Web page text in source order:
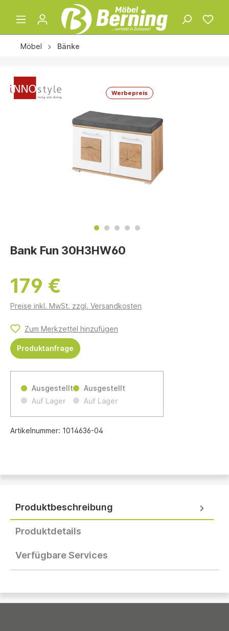
Möbel Bänke
Werbepreis
Bank Fun 30H3HW60
179 €
Preise inkl. MwSt. zzgl. Versandkosten
Zum Merkzettel hinzufügen
Produktanfrage
Ausgestellt
Auf Lager
Ausgestellt
Auf Lager
Artikelnummer: 1014636-04
Produktbeschreibung
Produktdetails
Verfügbare Services